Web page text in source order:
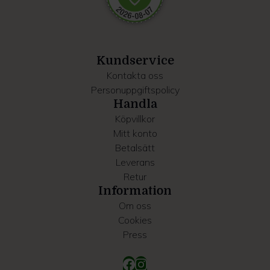
information som du har tillhandahållit eller som de har
Kundservice
Kontakta oss
Personuppgiftspolicy
Handla
Köpvillkor
Mitt konto
Betalsätt
Leverans
Retur
Information
Om oss
Cookies
Press